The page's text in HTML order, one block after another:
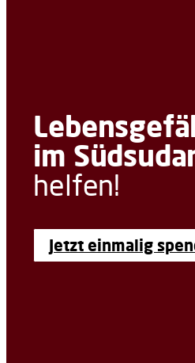
im
helfen!
Jetzt einmalig